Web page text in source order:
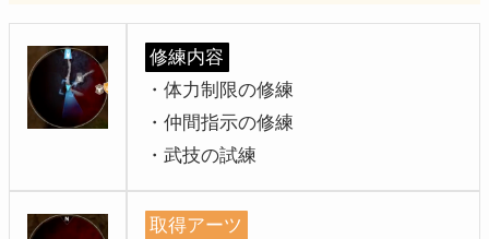
修練内容
・体力制限の修練
・仲間指示の修練
・武技の試練
取得アーツ